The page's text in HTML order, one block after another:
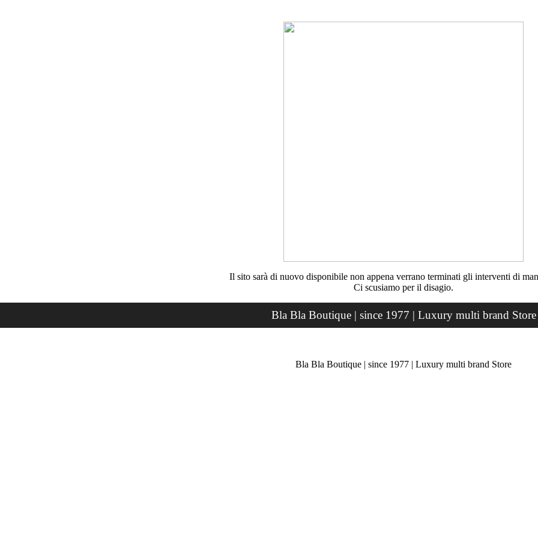
Il sito sarà di nuovo disponibile non appena verrano terminati gli interventi di
Ci scusiamo per il disagio.
Bla Bla Boutique | since 1977 | Luxury multi brand Store
Bla Bla Boutique | since 1977 | Luxury multi brand Store